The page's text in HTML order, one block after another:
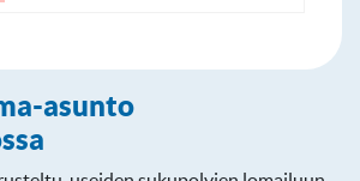
asunto